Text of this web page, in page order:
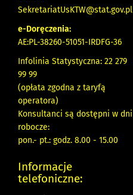
SekretariatUsKTW@stat.gov.pl
e-Doręczenia:
AE:PL-38260-51051-IRDFG-36
Infolinia Statystyczna: 22 279
99 99
(opłata zgodna z taryfą
operatora)
Konsultanci są dostępni w dni
robocze:
pon.- pt.: godz. 8.00 - 15.00
Informacje
telefoniczne: